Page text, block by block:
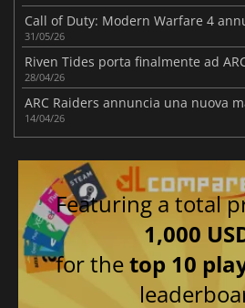
31/05/26
28/04/26
14/04/26
Featuring a total
1,000
for thetop 10